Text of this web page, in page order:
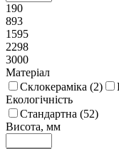
190
893
1595
2298
3000
Матеріал
Склокераміка (2)
Екологічність
Стандартна (52)
Висота, мм